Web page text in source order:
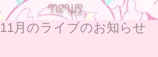
NEWS
11月のライブのお知らせ